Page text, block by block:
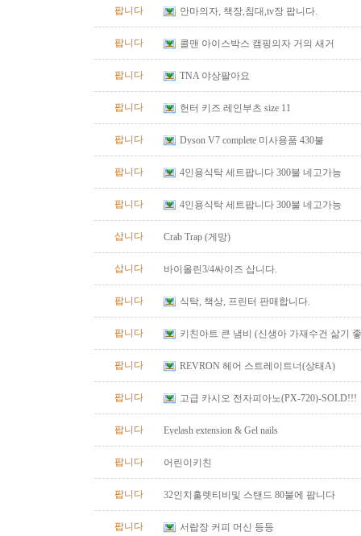
팝니다 안마의자, 책장,침대,tv장 팝니다.
팝니다 콜맨 아이스박스 캠핑의자 거의 새거
팝니다 TNA 야상팔아요
팝니다 헌터 키즈 레인부츠 size 11
팝니다 Dyson V7 complete 미사용품 430불
팝니다 4인용식탁 세트팝니다 300불 네고가능
팝니다 4인용식탁 세트팝니다 300불 네고가능
삽니다 Crab Trap (게망)
삽니다 바이올린3/4싸이즈 삽니다.
팝니다 식탁, 책상, 프린터 판매합니다.
팝니다 키친아트 큰 냄비 (신생아 가재수건 삶기
팝니다 REVRON 헤어 스트레이트너(상태A)
팝니다 고급 카시오 전자피아노(PX-720)-SOLD!!!
팝니다 Eyelash extension & Gel nails
팝니다 어린이키친
팝니다 32인치훌렛티비및 스탠드 80불에 팝니다
팝니다 서랍장 커피 머신 등등